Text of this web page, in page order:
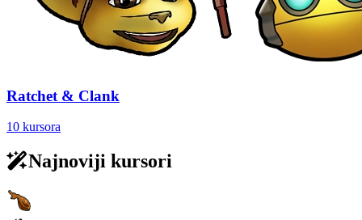
Ratchet & Clank
10 kursora
Najnoviji kursori